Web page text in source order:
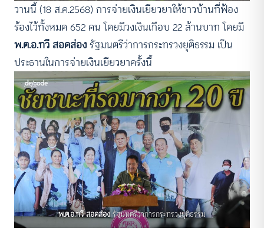
วานนี้ (18 ส.ค.2568) การจ่ายเงินเยียวยาให้ชาวบ้านที่ฟ้อง
ร้องไว้ทั้งหมด 652 คน โดยมีวงเงินเกือบ 22 ล้านบาท โดยมี
พ.ต.อ.ทวี สอดส่องรัฐมนตรีว่าการกระทรวงยุติธรรม เป็น
ประธานในการจ่ายเงินเยียวยาครั้งนี้
พ.ต.อ.ทวี สอดส่องรัฐมนตรีว่าการกระทรวงยุติธรรม